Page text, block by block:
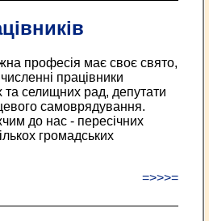
професія має своє свято,
працівники
та селищних рад, депутати
самоврядування.
до нас - пересічних
громадських
=>>>=